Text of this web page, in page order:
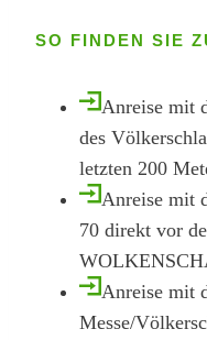
SO FINDEN SIE
Anreise mit
des
letzten 200
Anreise mit
70 direkt vor
Anreise mit
Messe/